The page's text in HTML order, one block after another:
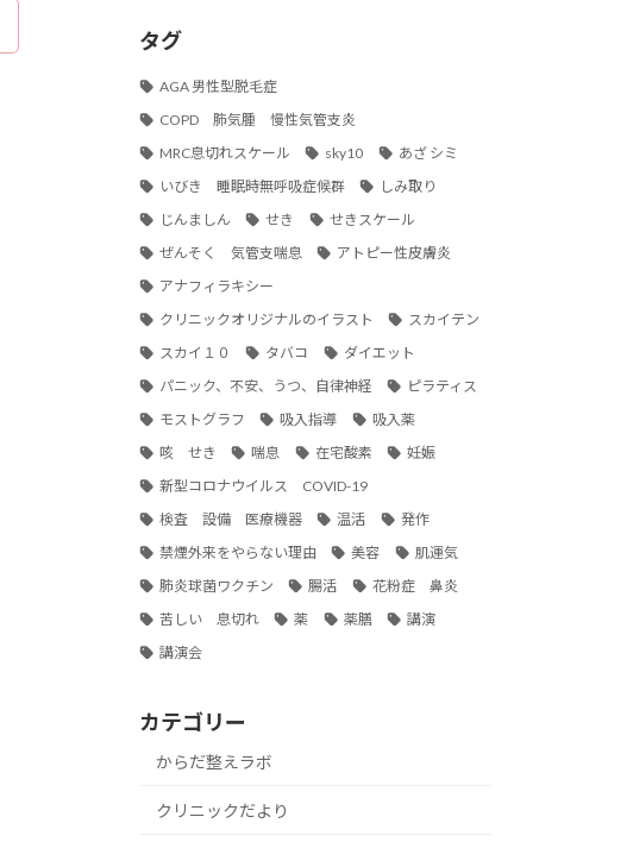
タグ
AGA 男性型脱毛症
COPD 肺気腫 慢性気管支炎
MRC息切れスケール
sky10
あざ シミ
いびき 睡眠時無呼吸症候群
しみ取り
じんましん
せき
せきスケール
ぜんそく 気管支喘息
アトピー性皮膚炎
アナフィラキシー
クリニックオリジナルのイラスト
スカイテン
スカイ１０
タバコ
ダイエット
パニック、不安、うつ、自律神経
ピラティス
モストグラフ
吸入指導
吸入薬
咳 せき
喘息 在宅酸素
妊娠
新型コロナウイルス COVID-19
検査 設備 医療機器
温活
発作
禁煙外来をやらない理由
美容
肌運気
肺炎球菌ワクチン
腸活
花粉症 鼻炎
苦しい 息切れ
薬 薬膳
講演
講演会
カテゴリー
からだ整えラボ
クリニックだより